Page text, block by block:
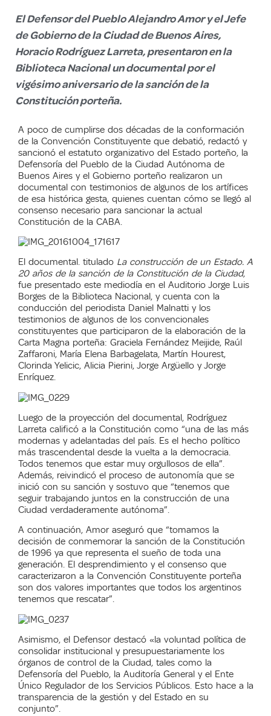
El Defensor del Pueblo Alejandro Amor y el Jefe
de Gobierno de la Ciudad de Buenos Aires,
Horacio Rodríguez Larreta, presentaron en la
Biblioteca Nacional un documental por el
vigésimo aniversario de la sanción de la
Constitución porteña.
A poco de cumplirse dos décadas de la conformación
de la Convención Constituyente que debatió, redactó y
sancionó el estatuto organizativo del Estado porteño, la
Defensoría del Pueblo de la Ciudad Autónoma de
Buenos Aires y el Gobierno porteño realizaron un
documental con testimonios de algunos de los artífices
de esa histórica gesta, quienes cuentan cómo se llegó al
consenso necesario para sancionar la actual
Constitución de la CABA.
El documental. titulado La construcción de un Estado. A
20 años de la sanción de la Constitución de la Ciudad,
fue presentado este mediodía en el Auditorio Jorge Luis
Borges de la Biblioteca Nacional, y cuenta con la
conducción del periodista Daniel Malnatti y los
testimonios de algunos de los convencionales
constituyentes que participaron de la elaboración de la
Carta Magna porteña: Graciela Fernández Meijide, Raúl
Zaffaroni, María Elena Barbagelata, Martín Hourest,
Clorinda Yelicic, Alicia Pierini, Jorge Argüello y Jorge
Enríquez.
Luego de la proyección del documental, Rodríguez
Larreta calificó a la Constitución como “una de las más
modernas y adelantadas del país. Es el hecho político
más trascendental desde la vuelta a la democracia.
Todos tenemos que estar muy orgullosos de ella”.
Además, reivindicó el proceso de autonomía que se
inició con su sanción y sostuvo que “tenemos que
seguir trabajando juntos en la construcción de una
Ciudad verdaderamente autónoma”.
A continuación, Amor aseguró que “tomamos la
decisión de conmemorar la sanción de la Constitución
de 1996 ya que representa el sueño de toda una
generación. El desprendimiento y el consenso que
caracterizaron a la Convención Constituyente porteña
son dos valores importantes que todos los argentinos
tenemos que rescatar”.
Asimismo, el Defensor destacó «la voluntad política de
consolidar institucional y presupuestariamente los
órganos de control de la Ciudad, tales como la
Defensoría del Pueblo, la Auditoría General y el Ente
Único Regulador de los Servicios Públicos. Esto hace a la
transparencia de la gestión y del Estado en su
conjunto”.